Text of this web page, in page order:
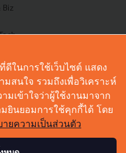
Biz
ดีในการใช้เว็บไซต์ แสดง
สนใจ รวมถึงเพื่อวิเคราะห์
มเข้าใจว่าผู้ใช้งานมาจาก
ยินยอมการใช้คุกกี้ได้ โดย
ายความเป็นส่วนตัว